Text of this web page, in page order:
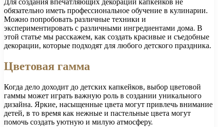
Для создания впечатляющих декораций капкейков не
обязательно иметь профессиональное обучение в кулинарии.
Можно попробовать различные техники и
экспериментировать с различными ингредиентами дома. В
этой статье мы расскажем, как создать красивые и съедобные
декорации, которые подходят для любого детского праздника.
Цветовая гамма
Когда дело доходит до детских капкейков, выбор цветовой
гаммы может играть важную роль в создании уникального
дизайна. Яркие, насыщенные цвета могут привлечь внимание
детей, в то время как нежные и пастельные цвета могут
помочь создать уютную и милую атмосферу.